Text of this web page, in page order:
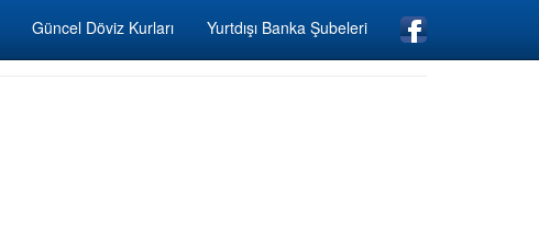
Güncel Döviz Kurları Yurtdışı Banka Şubeleri